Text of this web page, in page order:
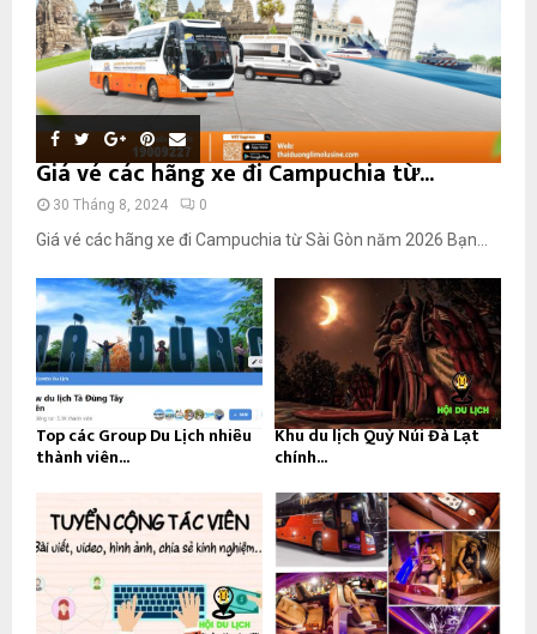
Giá vé các hãng xe đi Campuchia từ...
30 Tháng 8, 2024 0
Giá vé các hãng xe đi Campuchia từ Sài Gòn năm 2026 Bạn...
Top các Group Du Lịch nhiều
thành viên...
Khu du lịch Quỷ Núi Đà Lạt
chính...